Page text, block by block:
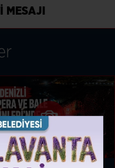
MESAJI
Haberler İçin Tıklayınız